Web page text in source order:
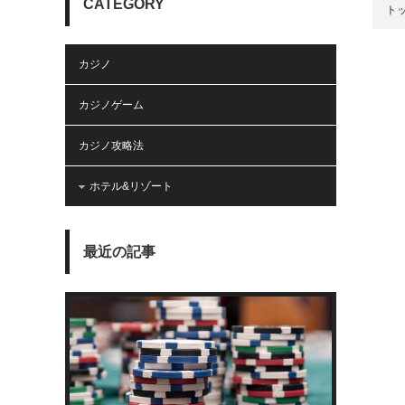
ト
CATEGORY
カジノ
カジノゲーム
カジノ攻略法
ホテル&リゾート
最近の記事